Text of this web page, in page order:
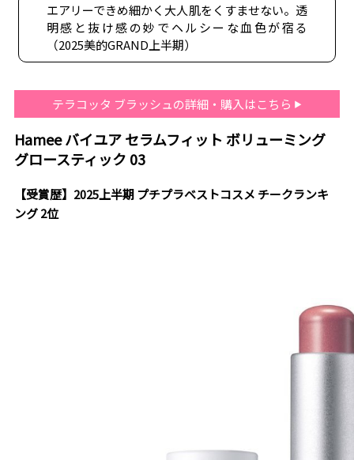
エアリーできめ細かく大人肌をくすませない。透
明感と抜け感の妙でヘルシーな血色が宿る
（2025美的GRAND上半期）
テラコッタ ブラッシュの詳細・購入はこちら
Hamee バイユア セラムフィット ボリューミング
グロースティック 03
【受賞歴】2025上半期 プチプラベストコスメ チークランキ
ング 2位